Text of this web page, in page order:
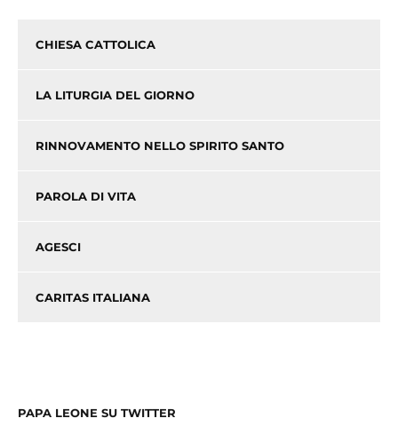
CHIESA CATTOLICA
LA LITURGIA DEL GIORNO
RINNOVAMENTO NELLO SPIRITO SANTO
PAROLA DI VITA
AGESCI
CARITAS ITALIANA
PAPA LEONE SU TWITTER